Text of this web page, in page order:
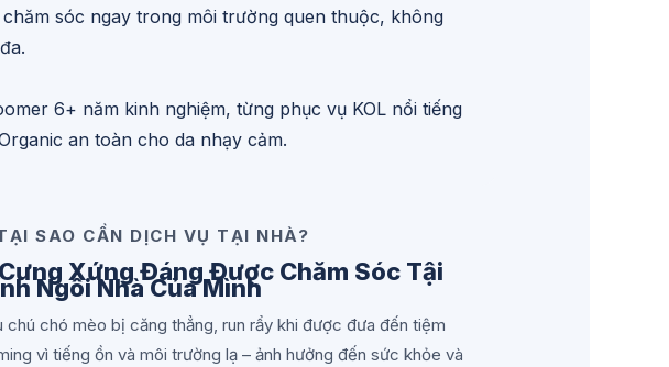
sóc ngay trong môi trường quen thuộc, không
6+ năm kinh nghiệm, từng phục vụ KOL nổi tiếng
an toàn cho da nhạy cảm.
SAO CẦN DỊCH VỤ TẠI NHÀ?
Xứng Đáng Được Chăm Sóc Tậi
Ngôi Nhà Của Mình
chú chó mèo bị căng thẳng, run rẩy khi được đưa đến tiệm
vì tiếng ồn và môi trường lạ – ảnh hưởng đến sức khỏe và